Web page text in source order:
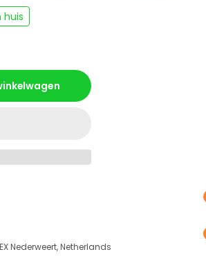
huis
Nederweert, Netherlands